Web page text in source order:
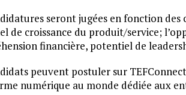
seront jugées en fonction
de croissance du produit/service;
financière, potentiel de
peuvent postuler sur
numérique au monde dédiée aux